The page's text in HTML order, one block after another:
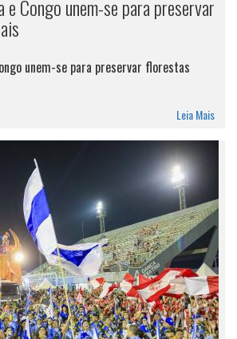
e Congo unem-se para preservar
unem-se para preservar florestas
Leia Mais